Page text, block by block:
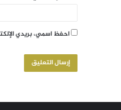
احفظ اسمي، بريدي